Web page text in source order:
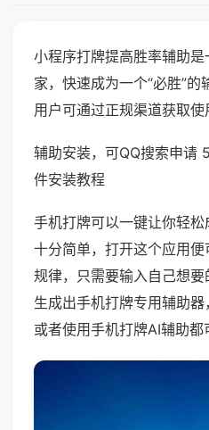
小程序打牌提高胜率辅助
家，快速成为一个“必胜”
用户可通过正规渠道获取使
辅助安装，可QQ搜索申
件安装教程
手机打牌可以一键让你轻松
十分简单，打开这个应用
规律，只需要输入自己想
生成出手机打牌专用辅助
或者使用手机打牌AI辅助都